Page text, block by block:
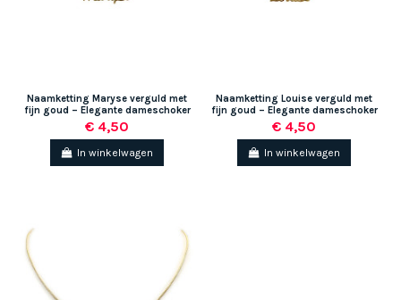
Naamketting Maryse verguld met
fijn goud – Elegante dameschoker
€ 4,50
In winkelwagen
Naamketting Louise verguld met
fijn goud – Elegante dameschoker
€ 4,50
In winkelwagen